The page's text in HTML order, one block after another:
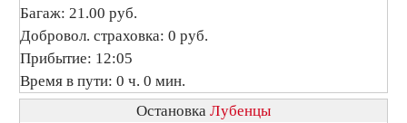
Багаж: 21.00 руб.
Добровол. страховка: 0 руб.
Прибытие: 12:05
Время в пути: 0 ч. 0 мин.
Остановка Лубенцы